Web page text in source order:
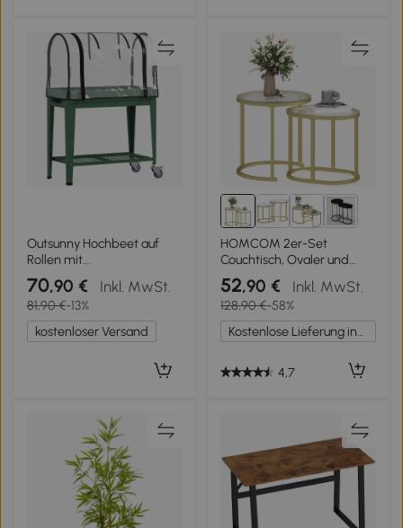
Outsunny Hochbeet auf
Rollen mit
Gewächshausabdeckung
und unterem Regal für
Pflanzen 80x40x120 cm
Grün
70,90 € Inkl. MwSt.
81,90 €-13%
kostenloser Versand
HOMCOM 2er-Set
Couchtisch, Ovaler und
runder Kaffeetisch,
stapelbar, Stahl, Ø50 x
50,5H cm, Gold
52,90 € Inkl. MwSt.
128,90 €-58%
Kostenlose Lieferung innerhalb Deutschlands
4,7